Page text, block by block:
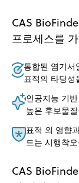
CAS
프로세스를
통합된 염기서
표적의 타당성
인공지능 기
높은 후보물
표적 외 영향
드는 시행착
CAS